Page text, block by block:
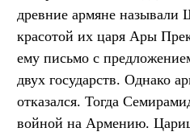
древние армяне
красотой их царя Ары
ему письмо с
двух государств. Однако
отказался. Тогда
войной на Армению.